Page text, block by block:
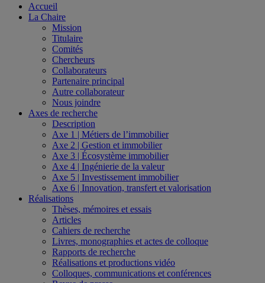
Accueil
La Chaire
Mission
Titulaire
Comités
Chercheurs
Collaborateurs
Partenaire principal
Autre collaborateur
Nous joindre
Axes de recherche
Description
Axe 1 | Métiers de l’immobilier
Axe 2 | Gestion et immobilier
Axe 3 | Écosystème immobilier
Axe 4 | Ingénierie de la valeur
Axe 5 | Investissement immobilier
Axe 6 | Innovation, transfert et valorisation
Réalisations
Thèses, mémoires et essais
Articles
Cahiers de recherche
Livres, monographies et actes de colloque
Rapports de recherche
Réalisations et productions vidéo
Colloques, communications et conférences